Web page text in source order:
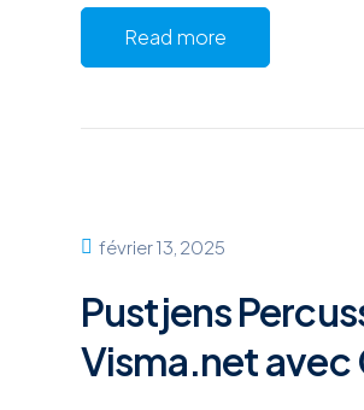
Read more
février 13, 2025
Pustjens
Visma.net avec